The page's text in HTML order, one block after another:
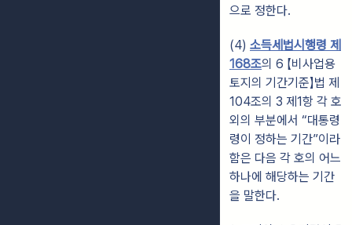
으로 정한다.
(4) 소득세법시행령 제
168조의 6 【비사업용
토지의 기간기준】법 제
104조의 3 제1항 각 호
외의 부분에서 “대통령
령이 정하는 기간”이라
함은 다음 각 호의 어느
하나에 해당하는 기간
을 말한다.